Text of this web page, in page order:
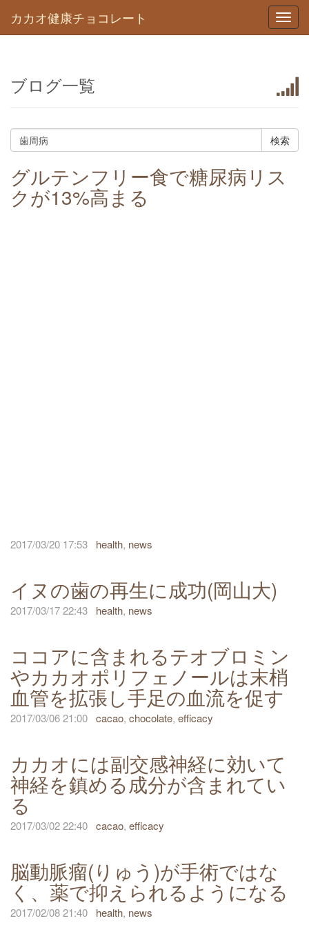
カカオ健康チョコレート
ブログ一覧
グルテンフリー食で糖尿病リス
クが13%高まる
2017/03/20 17:53 health, news
イヌの歯の再生に成功(岡山大)
2017/03/17 22:43 health, news
ココアに含まれるテオブロミン
やカカオポリフェノールは末梢
血管を拡張し手足の血流を促す
2017/03/06 21:00 cacao, chocolate, efficacy
カカオには副交感神経に効いて
神経を鎮める成分が含まれてい
る
2017/03/02 22:40 cacao, efficacy
脳動脈瘤(りゅう)が手術ではな
く、薬で抑えられるようになる
2017/02/08 21:40 health, news